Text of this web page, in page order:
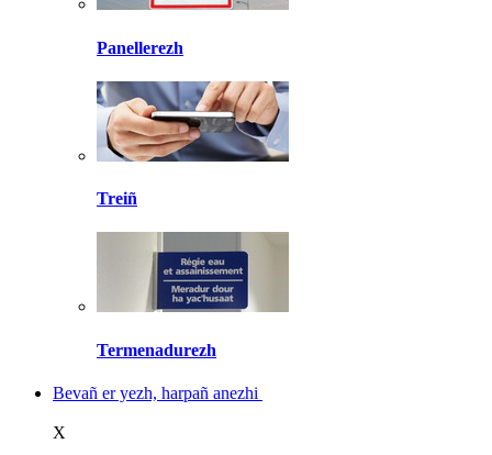
Panellerezh
Treiñ
Termenadurezh
Bevañ er yezh, harpañ anezhi
X